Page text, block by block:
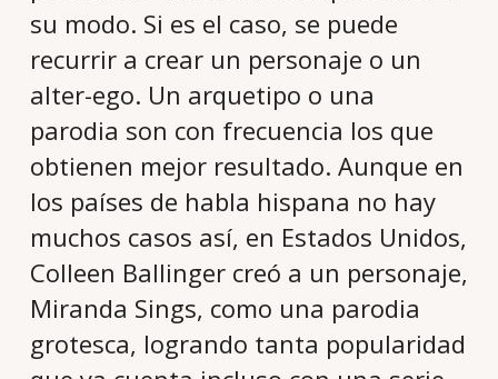
su modo. Si es el caso, se puede
recurrir a crear un personaje o un
alter-ego. Un arquetipo o una
parodia son con frecuencia los que
obtienen mejor resultado. Aunque en
los países de habla hispana no hay
muchos casos así, en Estados Unidos,
Colleen Ballinger creó a un personaje,
Miranda Sings, como una parodia
grotesca, logrando tanta popularidad